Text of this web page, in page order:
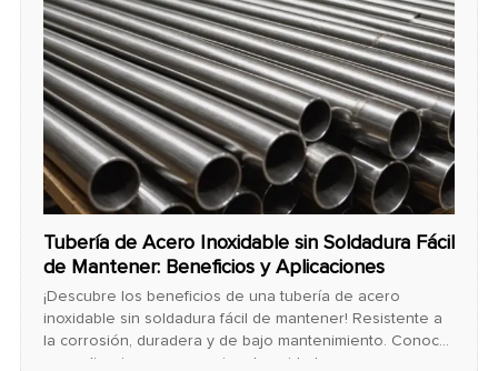
Tubería de Acero Inoxidable sin Soldadura Fácil
de Mantener: Beneficios y Aplicaciones
¡Descubre los beneficios de una tubería de acero
inoxidable sin soldadura fácil de mantener! Resistente a
la corrosión, duradera y de bajo mantenimiento. Conoce
sus aplicaciones y consejos de cuidado para un